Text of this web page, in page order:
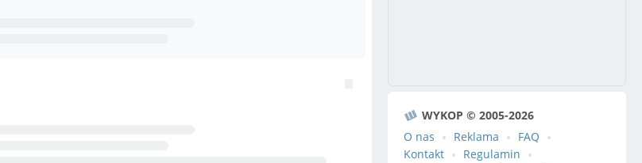
WYKOP © 2005-2026
O nas
Reklama
FAQ
Kontakt
Regulamin